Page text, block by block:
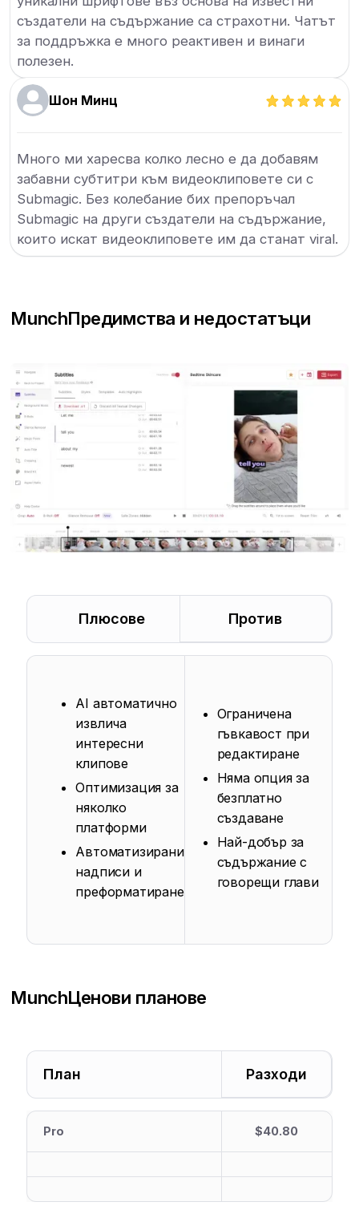
създатели на съдържание са страхотни. Чатът
за поддръжка е много реактивен и винаги
полезен.
Шон Минц
Много ми харесва колко лесно е да добавям
забавни субтитри към видеоклиповете си с
Submagic. Без колебание бих препоръчал
Submagic на други създатели на съдържание,
които искат видеоклиповете им да станат viral.
MunchПредимства и недостатъци
Плюсове Против
AI автоматично
извлича
интересни
клипове
Оптимизация за
няколко
платформи
Автоматизирани
надписи и
преформатиране
Ограничена
гъвкавост при
редактиране
Няма опция за
безплатно
създаване
Най-добър за
съдържание с
говорещи глави
MunchЦенови планове
План Разходи
Pro $40.80